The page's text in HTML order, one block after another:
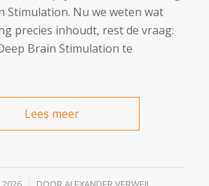
Stimulation. Nu we weten wat
precies inhoudt, rest de vraag:
Brain Stimulation te
Lees meer